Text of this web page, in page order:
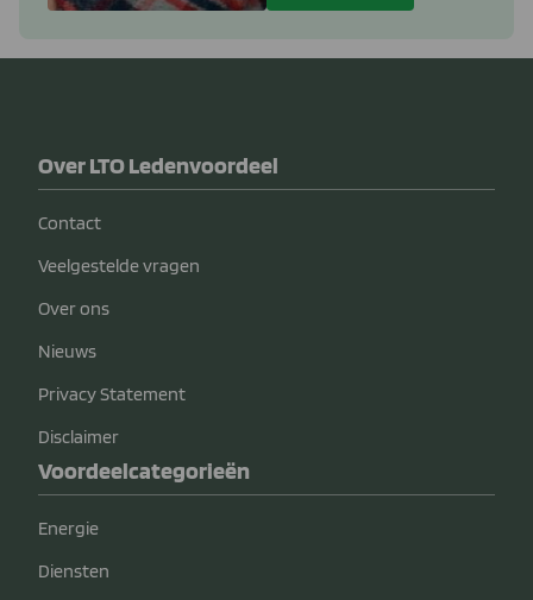
Over LTO Ledenvoordeel
Contact
Veelgestelde vragen
Over ons
Nieuws
Privacy Statement
Disclaimer
Voordeelcategorieën
Energie
Diensten